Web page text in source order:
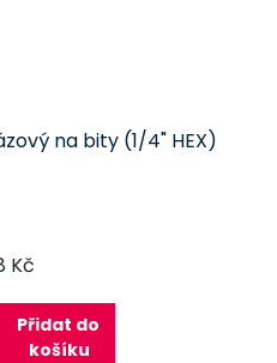
na bity (1/4" HEX)
Kč
Přidat do
košíku